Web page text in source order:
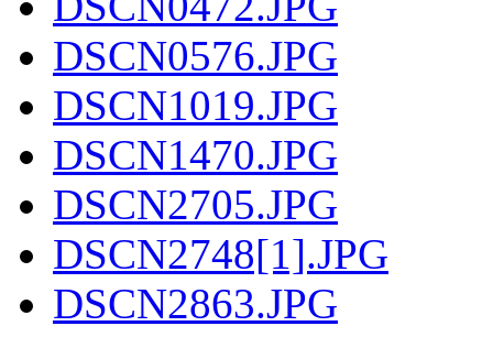
DSCN0576.JPG
DSCN1019.JPG
DSCN1470.JPG
DSCN2705.JPG
DSCN2748[1].JPG
DSCN2863.JPG